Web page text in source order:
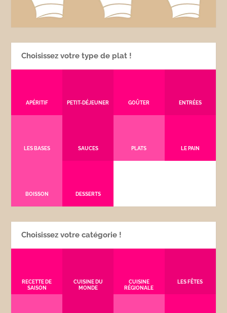
Choisissez votre type de plat !
APÉRITIF PETIT-DÉJEUNER GOÛTER ENTRÉES
LES BASES SAUCES PLATS LE PAIN
BOISSON DESSERTS
Choisissez votre catégorie !
RECETTE DE
SAISON
CUISINE DU
MONDE
CUISINE
RÉGIONALE
LES FÊTES